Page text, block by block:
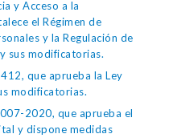
y Acceso a la
el Régimen de
y la Regulación de
sus modificatorias.
que aprueba la Ley
modificatorias.
2020, que aprueba el
y dispone medidas